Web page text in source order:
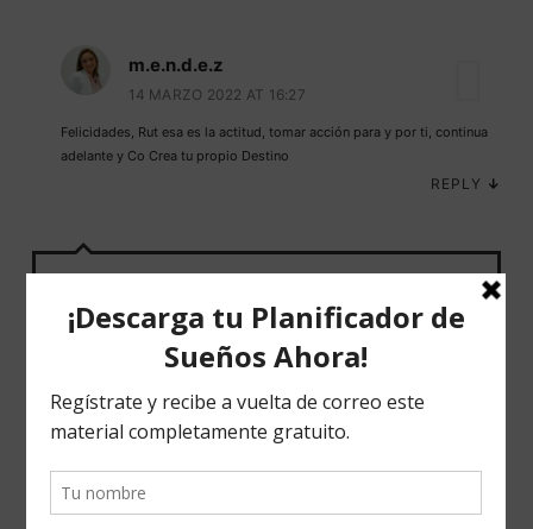
m.e.n.d.e.z
14 MARZO 2022 AT 16:27
Felicidades, Rut esa es la actitud, tomar acción para y por ti, continua
adelante y Co Crea tu propio Destino
REPLY ↓
COMENTARIO*